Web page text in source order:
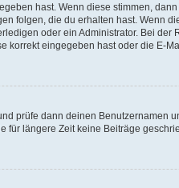
hast. Wenn diese stimmen,
folgen, die du erhalten hast. Wenn
oder ein Administrator. Bei
eingegeben hast oder die E-
prüfe dann deinen
längere Zeit keine Beiträge